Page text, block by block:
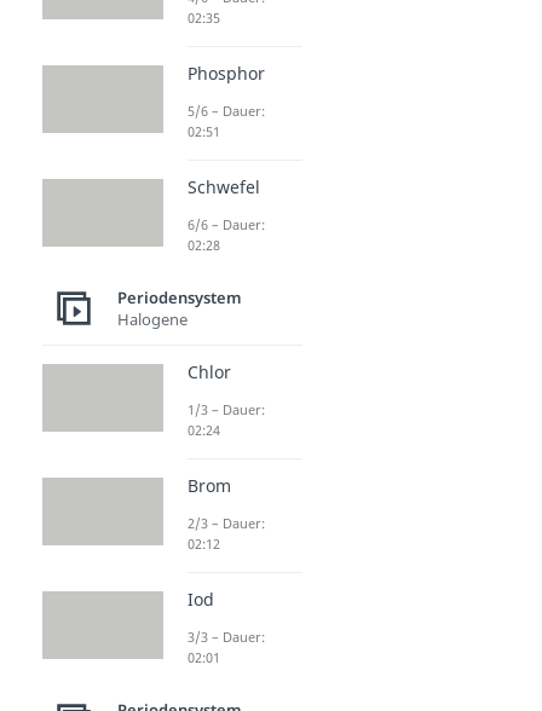
02:35
Phosphor
5/6 – Dauer:
02:51
Schwefel
6/6 – Dauer:
02:28
Periodensystem
Halogene
Chlor
1/3 – Dauer:
02:24
Brom
2/3 – Dauer:
02:12
Iod
3/3 – Dauer:
02:01